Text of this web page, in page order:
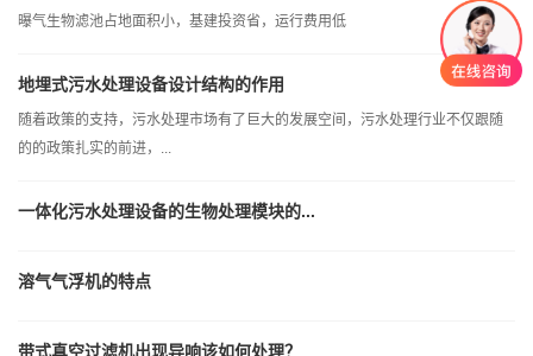
曝气生物滤池占地面积小，基建投资省，运行费用低
地埋式污水处理设备设计结构的作用
随着政策的支持，污水处理市场有了巨大的发展空间，污水处理行业不仅跟随
的的政策扎实的前进，...
一体化污水处理设备的生物处理模块的...
溶气气浮机的特点
带式真空过滤机出现异响该如何处理？